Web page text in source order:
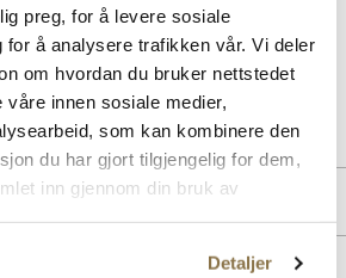
preg, for å levere sosiale
for å analysere trafikken vår. Vi deler
om hvordan du bruker nettstedet
våre innen sosiale medier,
som kan kombinere den
du har gjort tilgjengelig for dem,
inn gjennom din bruk av
Detaljer
Tøffelen har borrelås som sikrer enkel
Fleksibel gummisåle som gir godt grep.